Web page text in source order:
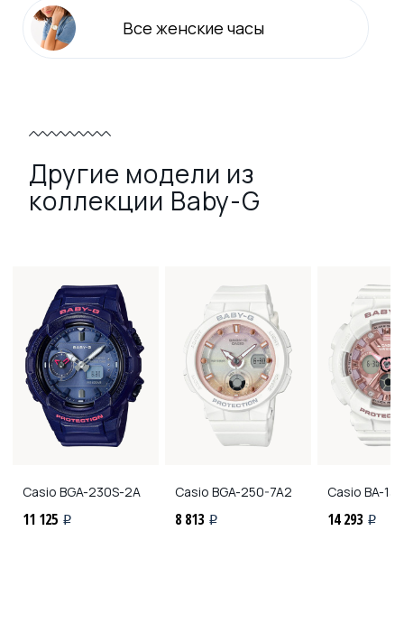
Все женские часы
Другие модели из
коллекции Baby-G
Casio BGA-230S-2A
11 125 i
Casio BGA-250-7A2
8 813 i
Casio BA-
14 293 i